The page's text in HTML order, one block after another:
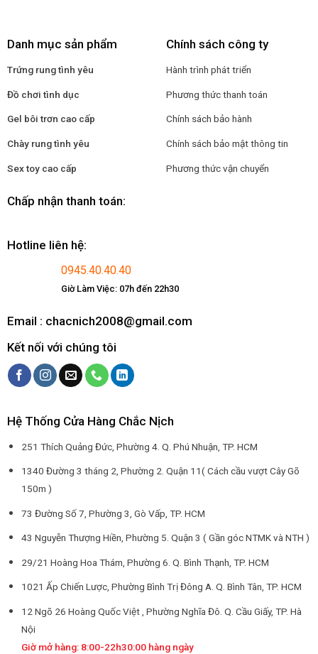
Danh mục sản phẩm
Trứng rung tình yêu
Đồ chơi tình dục
Gel bôi trơn cao cấp
Chày rung tình yêu
Sex toy cao cấp
Chính sách công ty
Hành trình phát triển
Phương thức thanh toán
Chính sách bảo hành
Chính sách bảo mật thông tin
Phương thức vận chuyển
Chấp nhận thanh toán:
Hotline liên hệ:
0945.40.40.40
Giờ Làm Việc: 07h đến 22h30
Email : chacnich2008@gmail.com
Kết nối với chúng tôi
Hệ Thống Cửa Hàng Chắc Nịch
251 Thích Quảng Đức, Phường 4. Q. Phú Nhuận, TP. HCM
1340 Đường 3 tháng 2, Phường 2. Quận 11( Cách cầu vượt Cây Gõ
150m )
73 Đường Số 7, Phường 3, Gò Vấp, TP. HCM
43 Nguyễn Thượng Hiền, Phường 5. Quận 3 ( Gần góc NTMK và NTH )
29/21 Hoàng Hoa Thám, Phường 6. Q. Bình Thạnh, TP. HCM
1021 Ấp Chiến Lược, Phường Bình Trị Đông A. Q. Bình Tân, TP. HCM
12 Ngõ 26 Hoàng Quốc Việt , Phường Nghĩa Đô. Q. Cầu Giấy, TP. Hà
Nội
Giờ mở hàng: 8:00-22h30:00 hàng ngày